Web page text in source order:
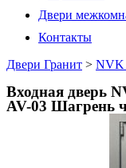
Двери
Контакты
Двери Гранит > NVK
Входная дверь
AV-03 Шагрень